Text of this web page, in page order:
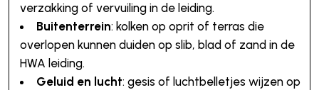
verzakking of vervuiling in de leiding.
Buitenterrein: kolken op oprit of terras die
overlopen kunnen duiden op slib, blad of zand in de
HWA leiding.
Geluid en lucht: gesis of luchtbelletjes wijzen op